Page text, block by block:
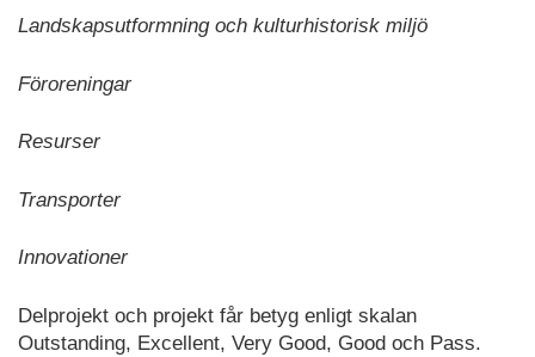
Landskapsutformning och kulturhistorisk miljö
Föroreningar
Resurser
Transporter
Innovationer
Delprojekt och projekt får betyg enligt skalan
Outstanding, Excellent, Very Good, Good och Pass.